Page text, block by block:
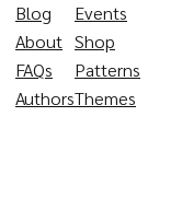
Blog
About
FAQs
Authors
Events
Shop
Patterns
Themes